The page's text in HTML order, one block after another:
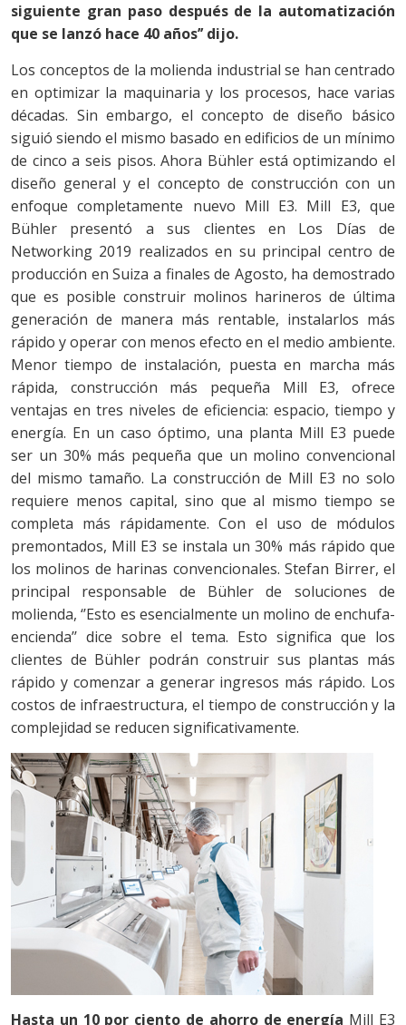
siguiente gran paso después de la automatización
que se lanzó hace 40 años’’ dijo.
Los conceptos de la molienda industrial se han centrado
en optimizar la maquinaria y los procesos, hace varias
décadas. Sin embargo, el concepto de diseño básico
siguió siendo el mismo basado en edificios de un mínimo
de cinco a seis pisos. Ahora Bühler está optimizando el
diseño general y el concepto de construcción con un
enfoque completamente nuevo Mill E3. Mill E3, que
Bühler presentó a sus clientes en Los Días de
Networking 2019 realizados en su principal centro de
producción en Suiza a finales de Agosto, ha demostrado
que es posible construir molinos harineros de última
generación de manera más rentable, instalarlos más
rápido y operar con menos efecto en el medio ambiente.
Menor tiempo de instalación, puesta en marcha más
rápida, construcción más pequeña Mill E3, ofrece
ventajas en tres niveles de eficiencia: espacio, tiempo y
energía. En un caso óptimo, una planta Mill E3 puede
ser un 30% más pequeña que un molino convencional
del mismo tamaño. La construcción de Mill E3 no solo
requiere menos capital, sino que al mismo tiempo se
completa más rápidamente. Con el uso de módulos
premontados, Mill E3 se instala un 30% más rápido que
los molinos de harinas convencionales. Stefan Birrer, el
principal responsable de Bühler de soluciones de
molienda, ‘’Esto es esencialmente un molino de enchufa-
encienda’’ dice sobre el tema. Esto significa que los
clientes de Bühler podrán construir sus plantas más
rápido y comenzar a generar ingresos más rápido. Los
costos de infraestructura, el tiempo de construcción y la
complejidad se reducen significativamente.
Hasta un 10 por ciento de ahorro de energía Mill E3